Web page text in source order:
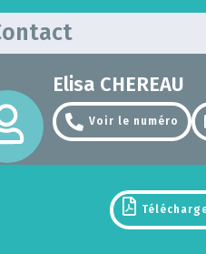
Elisa CHEREAU
Voir le numéro